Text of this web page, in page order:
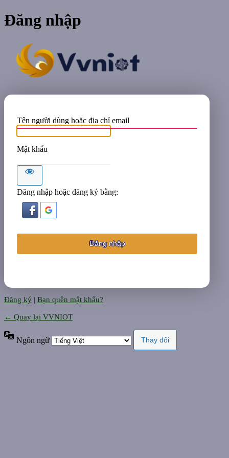
Đăng nhập
Tên người dùng hoặc địa chỉ email
Mật khẩu
Đăng nhập hoặc đăng ký bằng:
Đăng ký | Bạn quên mật khẩu?
← Quay lại VVNIOT
Ngôn ngữ